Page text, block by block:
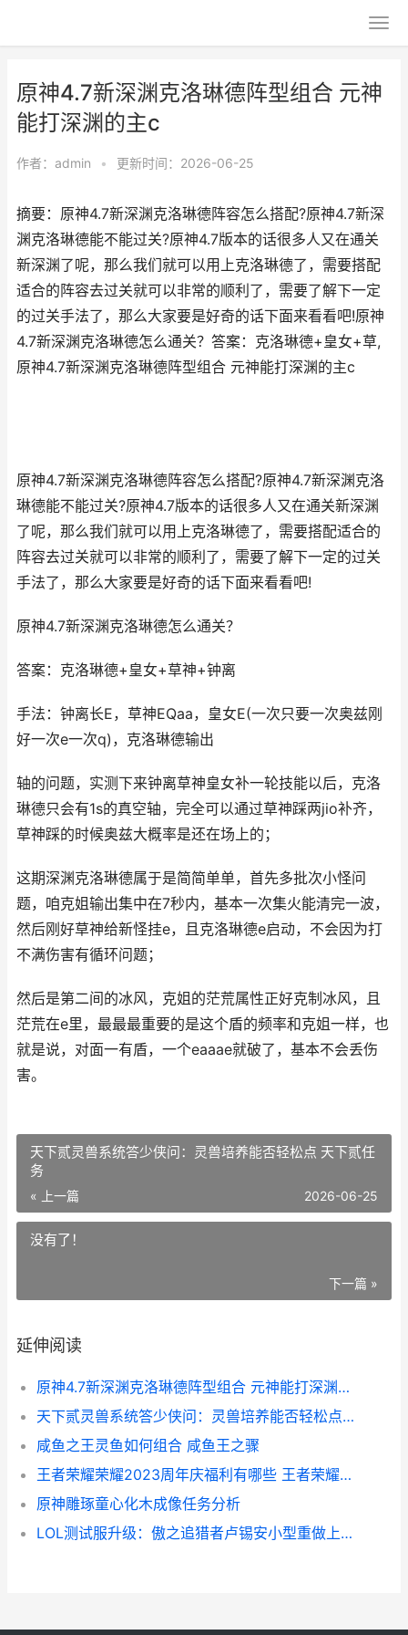
原神4.7新深渊克洛琳德阵型组合 元神
能打深渊的主c
作者： admin • 更新时间：2026-06-25
摘要：原神4.7新深渊克洛琳德阵容怎么搭配?原神4.7新深
渊克洛琳德能不能过关?原神4.7版本的话很多人又在通关
新深渊了呢，那么我们就可以用上克洛琳德了，需要搭配
适合的阵容去过关就可以非常的顺利了，需要了解下一定
的过关手法了，那么大家要是好奇的话下面来看看吧!原神
4.7新深渊克洛琳德怎么通关？答案：克洛琳德+皇女+草,
原神4.7新深渊克洛琳德阵型组合 元神能打深渊的主c
原神4.7新深渊克洛琳德阵容怎么搭配?原神4.7新深渊克洛
琳德能不能过关?原神4.7版本的话很多人又在通关新深渊
了呢，那么我们就可以用上克洛琳德了，需要搭配适合的
阵容去过关就可以非常的顺利了，需要了解下一定的过关
手法了，那么大家要是好奇的话下面来看看吧!
原神4.7新深渊克洛琳德怎么通关？
答案：克洛琳德+皇女+草神+钟离
手法：钟离长E，草神EQaa，皇女E(一次只要一次奥兹刚
好一次e一次q)，克洛琳德输出
轴的问题，实测下来钟离草神皇女补一轮技能以后，克洛
琳德只会有1s的真空轴，完全可以通过草神踩两jio补齐，
草神踩的时候奥兹大概率是还在场上的；
这期深渊克洛琳德属于是简简单单，首先多批次小怪问
题，咱克姐输出集中在7秒内，基本一次集火能清完一波，
然后刚好草神给新怪挂e，且克洛琳德e启动，不会因为打
不满伤害有循环问题；
然后是第二间的冰风，克姐的茫荒属性正好克制冰风，且
茫荒在e里，最最最重要的是这个盾的频率和克姐一样，也
就是说，对面一有盾，一个eaaae就破了，基本不会丢伤
害。
天下贰灵兽系统答少侠问：灵兽培养能否轻松点 天下贰任
务
« 上一篇 2026-06-25
没有了！
下一篇 »
延伸阅读
原神4.7新深渊克洛琳德阵型组合 元神能打深渊的主c
天下贰灵兽系统答少侠问：灵兽培养能否轻松点 天下贰任务
咸鱼之王灵鱼如何组合 咸鱼王之骤
王者荣耀荣耀2023周年庆福利有哪些 王者荣耀荣耀20星图片
原神雕琢童心化木成像任务分析
LOL测试服升级：傲之追猎者卢锡安小型重做上线 lol测试服最新改动